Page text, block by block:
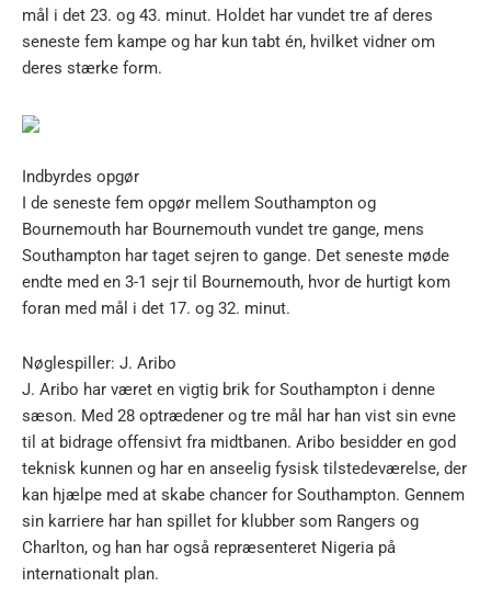
mål i det 23. og 43. minut. Holdet har vundet tre af deres
seneste fem kampe og har kun tabt én, hvilket vidner om
deres stærke form.
Indbyrdes opgør
I de seneste fem opgør mellem Southampton og
Bournemouth har Bournemouth vundet tre gange, mens
Southampton har taget sejren to gange. Det seneste møde
endte med en 3-1 sejr til Bournemouth, hvor de hurtigt kom
foran med mål i det 17. og 32. minut.
Nøglespiller: J. Aribo
J. Aribo har været en vigtig brik for Southampton i denne
sæson. Med 28 optrædener og tre mål har han vist sin evne
til at bidrage offensivt fra midtbanen. Aribo besidder en god
teknisk kunnen og har en anseelig fysisk tilstedeværelse, der
kan hjælpe med at skabe chancer for Southampton. Gennem
sin karriere har han spillet for klubber som Rangers og
Charlton, og han har også repræsenteret Nigeria på
internationalt plan.